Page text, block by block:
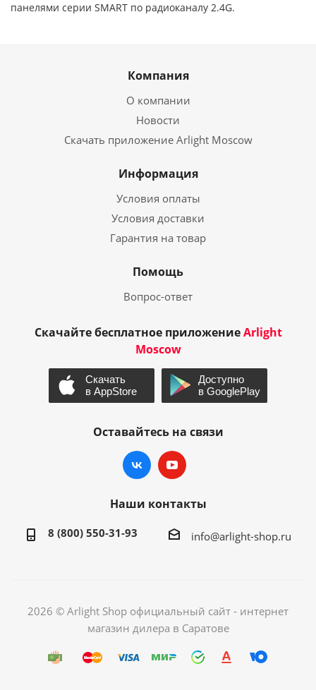
панелями серии SMART по радиоканалу 2.4G.
Компания
О компании
Новости
Скачать приложение Arlight Moscow
Информация
Условия оплаты
Условия доставки
Гарантия на товар
Помощь
Вопрос-ответ
Скачайте бесплатное приложениеArlight
Moscow
Оставайтесь на связи
Наши контакты
8 (800) 550-31-93 info@arlight-shop.ru
2026 © Arlight Shop официальный сайт - интернет
магазин дилера в Саратове